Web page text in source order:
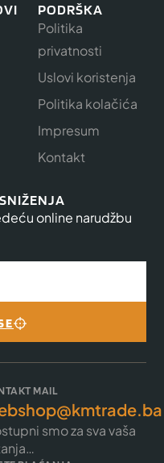
PODRŠKA
Politika
privatnosti
Uslovi koristenja
Politika kolačića
Impresum
Kontakt
online narudžbu
MAIL
smo za sva vaša